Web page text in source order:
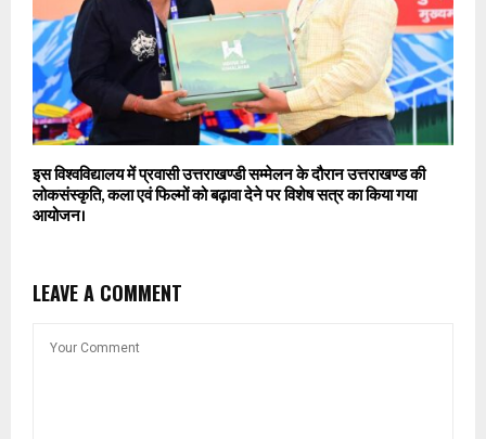
इस विश्वविद्यालय में प्रवासी उत्तराखण्डी सम्मेलन के दौरान उत्तराखण्ड की
लोकसंस्कृति, कला एवं फिल्मों को बढ़ावा देने पर विशेष सत्र का किया गया
आयोजन।
LEAVE A COMMENT